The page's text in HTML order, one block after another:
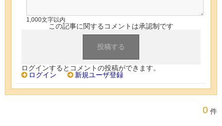
1,000文字以内
この記事に関するコメントは承認制です
ログインするとコメントの投稿ができます。
ログイン
新規ユーザ登録
0 件